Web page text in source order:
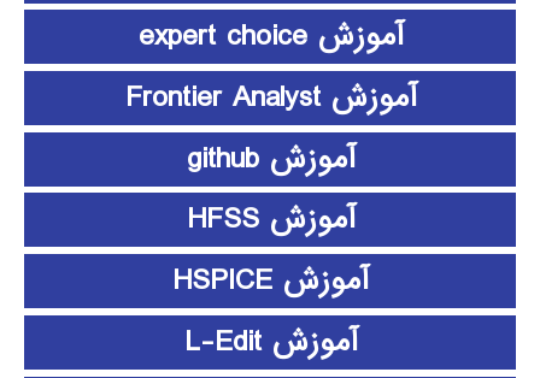
آموزش expert choice
آموزش Frontier Analyst
آموزش github
آموزش HFSS
آموزش HSPICE
آموزش L-Edit